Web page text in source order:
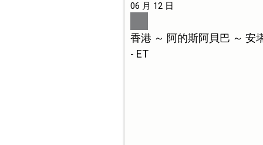
06 月 12 日
香港 ～ 阿的斯阿貝巴 ～ 安
- ET